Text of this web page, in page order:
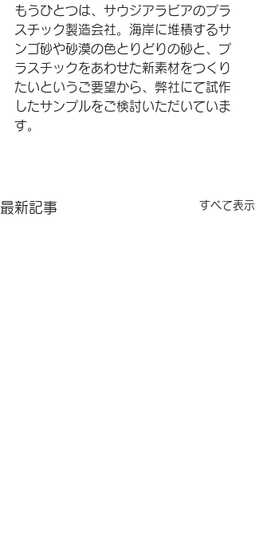
もうひとつは、サウジアラビアのプラ
スチック製造会社。海岸に堆積するサ
ンゴ砂や砂漠の色とりどりの砂と、プ
ラスチックをあわせた新素材をつくり
たいというご要望から、弊社にて試作
したサンプルをご検討いただいていま
す。
最新記事 すべて表示